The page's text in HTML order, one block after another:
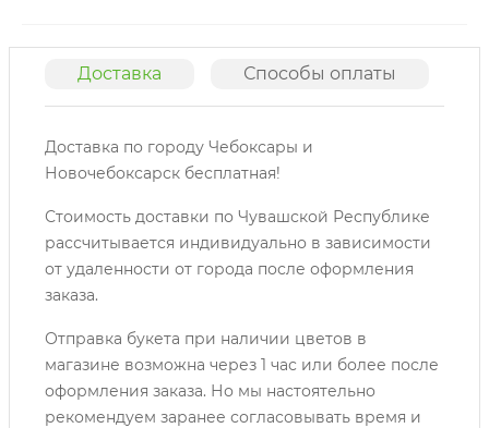
Доставка Способы оплаты
Доставка по городу Чебоксары и
Новочебоксарск бесплатная!
Стоимость доставки по Чувашской Республике
рассчитывается индивидуально в зависимости
от удаленности от города после оформления
заказа.
Отправка букета при наличии цветов в
магазине возможна через 1 час или более после
оформления заказа. Но мы настоятельно
рекомендуем заранее согласовывать время и